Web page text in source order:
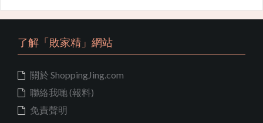
了解「敗家精」網站
關於 ShoppingJing.com
聯絡我哋 (報料)
免責聲明